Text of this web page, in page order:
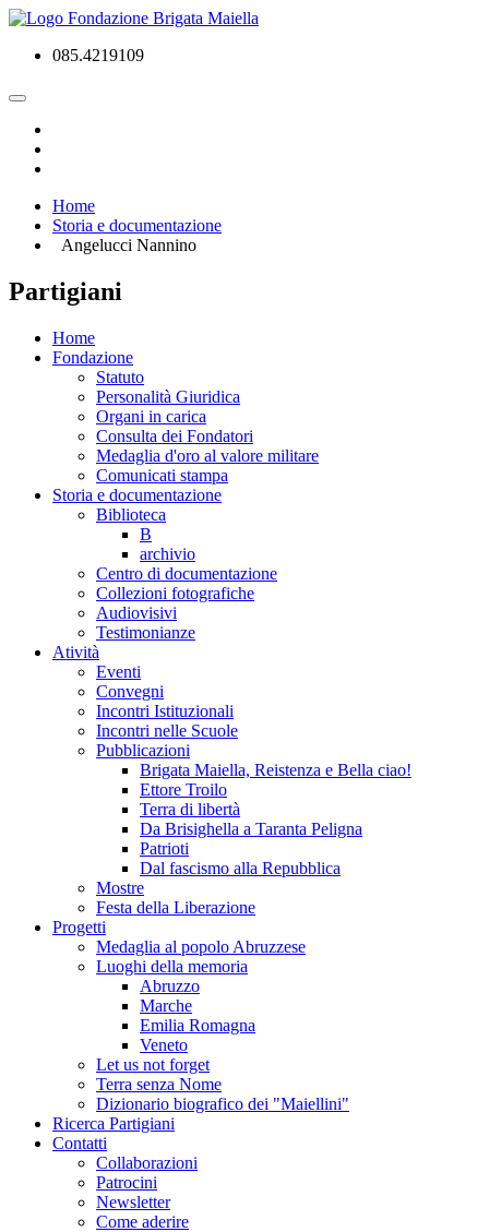
085.4219109
Home
Storia e documentazione
Angelucci Nannino
Partigiani
Home
Fondazione
Statuto
Personalità Giuridica
Organi in carica
Consulta dei Fondatori
Medaglia d'oro al valore militare
Comunicati stampa
Storia e documentazione
Biblioteca
B
archivio
Centro di documentazione
Collezioni fotografiche
Audiovisivi
Testimonianze
Atività
Eventi
Convegni
Incontri Istituzionali
Incontri nelle Scuole
Pubblicazioni
Brigata Maiella, Reistenza e Bella ciao!
Ettore Troilo
Terra di libertà
Da Brisighella a Taranta Peligna
Patrioti
Dal fascismo alla Repubblica
Mostre
Festa della Liberazione
Progetti
Medaglia al popolo Abruzzese
Luoghi della memoria
Abruzzo
Marche
Emilia Romagna
Veneto
Let us not forget
Terra senza Nome
Dizionario biografico dei "Maiellini"
Ricerca Partigiani
Contatti
Collaborazioni
Patrocini
Newsletter
Come aderire